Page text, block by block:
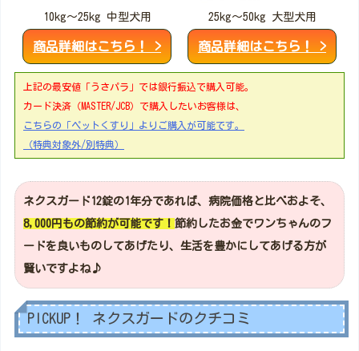
10kg～25kg 中型犬用
商品詳細はこちら！ >
25kg～50kg 大型犬用
商品詳細はこちら！ >
上記の最安値「うさパラ」では銀行振込で購入可能。
カード決済（MASTER/JCB）で購入したいお客様は、
こちらの「ペットくすり」よりご購入が可能です。
（特典対象外/別特典）
ネクスガード12錠の1年分であれば、病院価格と比べおよそ、
8,000円もの節約が可能です！ 節約したお金でワンちゃんのフ
ードを良いものしてあげたり、生活を豊かにしてあげる方が
賢いですよね♪
PICKUP！ ネクスガードのクチコミ